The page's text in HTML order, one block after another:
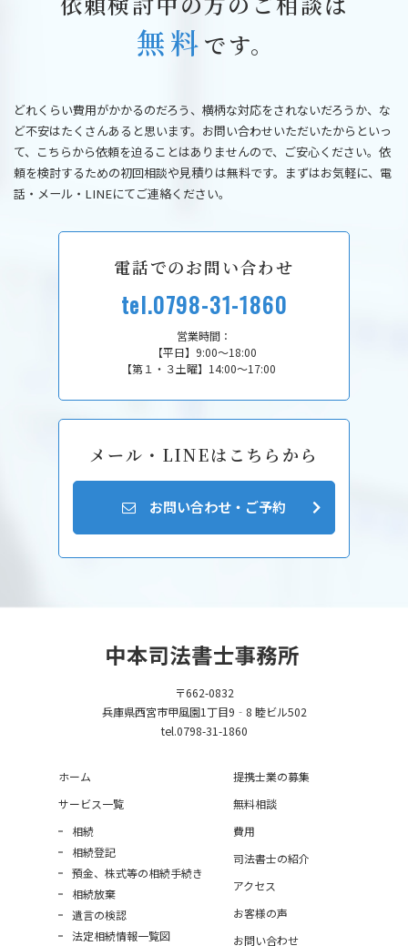
無料 です。
どれくらい費用がかかるのだろう、横柄な対応をされないだろうか、な
ど不安はたくさんあると思います。お問い合わせいただいたからといっ
て、こちらから依頼を迫ることはありませんので、ご安心ください。依
頼を検討するための初回相談や見積りは無料です。まずはお気軽に、電
話・メール・LINEにてご連絡ください。
電話でのお問い合わせ
tel.0798-31-1860
営業時間：
【平日】9:00～18:00
【第１・３土曜】14:00～17:00
メール・LINEはこちらから
お問い合わせ・ご予約
〒662-0832
兵庫県西宮市甲風園1丁目9‐8 睦ビル502
tel.0798-31-1860
ホーム
サービス一覧
相続
相続登記
預金、株式等の相続手続き
相続放棄
遺言の検認
法定相続情報一覧図
提携士業の募集
無料相談
費用
司法書士の紹介
アクセス
お客様の声
お問い合わせ